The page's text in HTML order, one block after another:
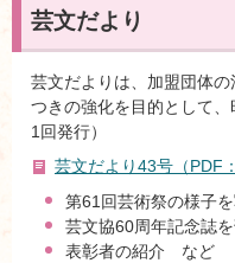
芸文だより
芸文だよりは、加盟団体
つきの強化を目的として
1回発行）
芸文だより43号（PDF
第61回芸術祭の様子
芸文協60周年記念誌
表彰者の紹介 など